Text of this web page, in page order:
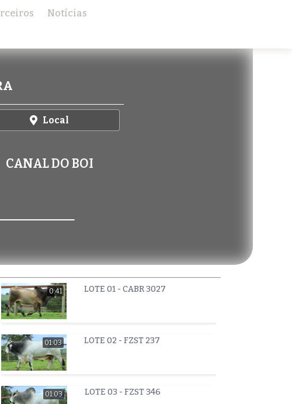
Notícias
Local
CANAL DO BOI
0:41 LOTE 01 - CABR 3027
01:03 LOTE 02 - FZST 237
01:03 LOTE 03 - FZST 346